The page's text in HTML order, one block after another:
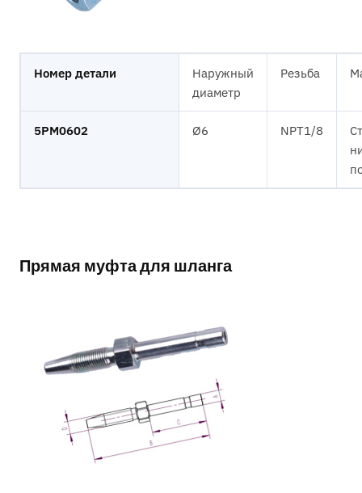
Номер детали
Наружный
диаметр
Резьба
5PM0602 Ø6 NPT1/8
Прямая муфта для шланга